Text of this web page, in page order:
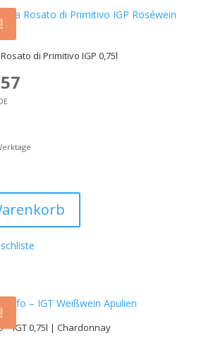
di Primitivo IGP 0,75l
€7,57.
– IGT 0,75l | Chardonnay